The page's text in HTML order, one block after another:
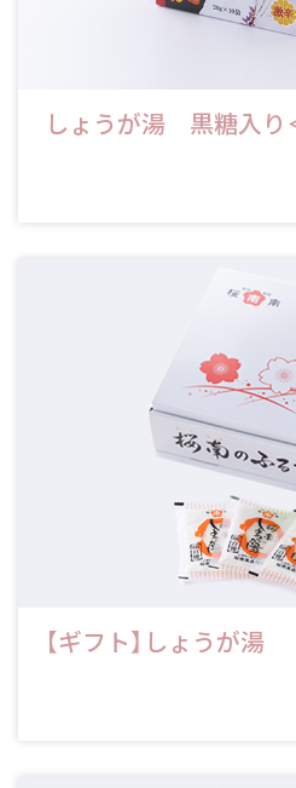
しょうが湯 黒糖入り
【ギフト】しょうが湯